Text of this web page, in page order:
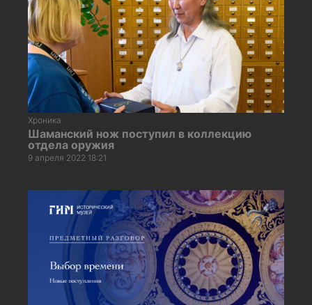
Хроника
Шаманский нож поступил в коллекцию
отдела оружия
9 апреля 2022 18:21